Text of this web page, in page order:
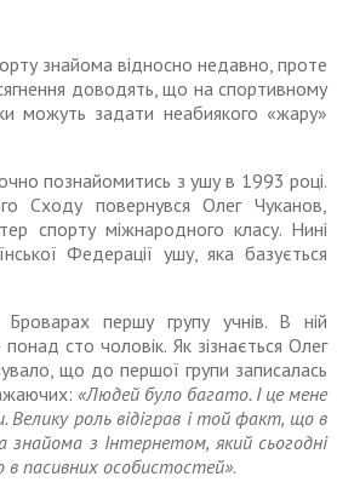
знайома відносно недавно, проте
доводять, що на спортивному
можуть задати неабиякого «жару»
познайомитись з ушу в 1993 році.
Сходу повернувся Олег Чуканов,
спорту міжнародного класу. Нині
Федерації ушу, яка базується
першу групу учнів. В ній
сто чоловік. Як зізнається Олег
що до першої групи записалась
«Людей було багато. І це мене
Велику роль відіграв і той факт, що в
з Інтернетом, який сьогодні
в пасивних особистостей».